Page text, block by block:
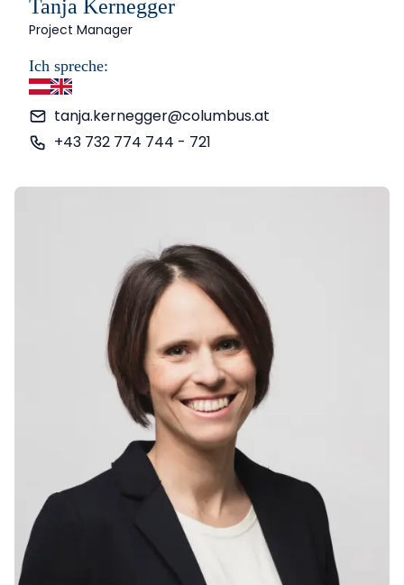
Tanja Kernegger
Project Manager
Ich spreche:
tanja.kernegger@columbus.at
+43 732 774 744 - 721